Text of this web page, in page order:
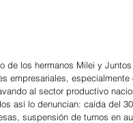
de los hermanos Milei y
empresariales,
al sector productivo
así lo denuncian: caída del
suspensión de turnos en